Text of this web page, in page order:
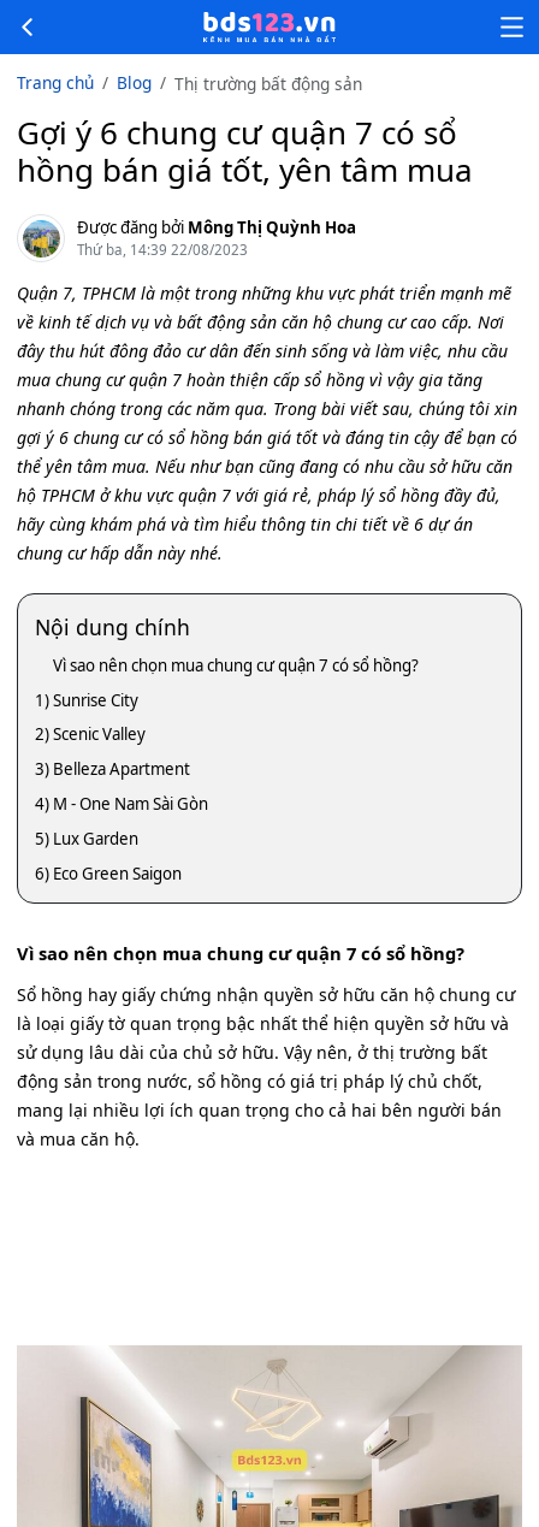
Trang chủ Blog Thị trường bất động sản
Gợi ý 6 chung cư quận 7 có sổ
hồng bán giá tốt, yên tâm mua
Được đăng bởi Mông Thị Quỳnh Hoa
Thứ ba, 14:39 22/08/2023
Quận 7, TPHCM là một trong những khu vực phát triển mạnh mẽ
về kinh tế dịch vụ và bất động sản căn hộ chung cư cao cấp. Nơi
đây thu hút đông đảo cư dân đến sinh sống và làm việc, nhu cầu
mua chung cư quận 7 hoàn thiện cấp sổ hồng vì vậy gia tăng
nhanh chóng trong các năm qua. Trong bài viết sau, chúng tôi xin
gợi ý 6 chung cư có sổ hồng bán giá tốt và đáng tin cậy để bạn có
thể yên tâm mua. Nếu như bạn cũng đang có nhu cầu sở hữu căn
hộ TPHCM ở khu vực quận 7 với giá rẻ, pháp lý sổ hồng đầy đủ,
hãy cùng khám phá và tìm hiểu thông tin chi tiết về 6 dự án
chung cư hấp dẫn này nhé.
Nội dung chính
Vì sao nên chọn mua chung cư quận 7 có sổ hồng?
1) Sunrise City
2) Scenic Valley
3) Belleza Apartment
4) M - One Nam Sài Gòn
5) Lux Garden
6) Eco Green Saigon
Vì sao nên chọn mua chung cư quận 7 có sổ hồng?
Sổ hồng hay giấy chứng nhận quyền sở hữu căn hộ chung cư
là loại giấy tờ quan trọng bậc nhất thể hiện quyền sở hữu và
sử dụng lâu dài của chủ sở hữu. Vậy nên, ở thị trường bất
động sản trong nước, sổ hồng có giá trị pháp lý chủ chốt,
mang lại nhiều lợi ích quan trọng cho cả hai bên người bán
và mua căn hộ.